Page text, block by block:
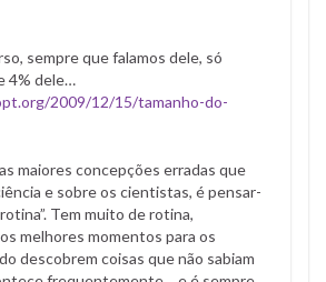
sempre que falamos dele, só
4% dele…
2009/12/15/tamanho-do-
maiores concepções erradas que
e sobre os cientistas, é pensar-
Tem muito de rotina,
melhores momentos para os
descobrem coisas que não sabiam